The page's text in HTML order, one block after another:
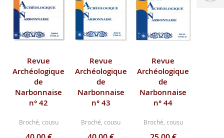
Revue
Archéologique
de
Narbonnaise
n° 42
Broché, cousu
Revue
Archéologique
de
Narbonnaise
n° 43
Broché, cousu
Revue
Archéologique
de
Narbonnaise
n° 44
Broché, cousu